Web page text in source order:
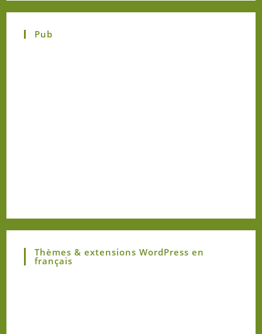
Pub
Thèmes & extensions WordPress en
français